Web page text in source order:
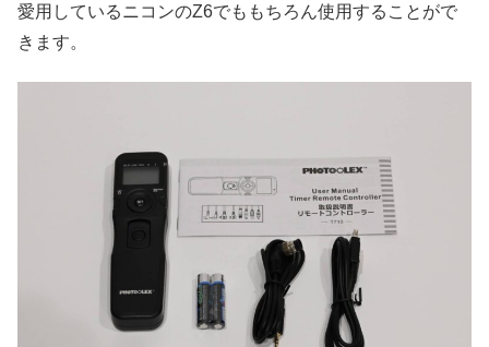
愛用しているニコンのZ6でももちろん使用することがで
きます。